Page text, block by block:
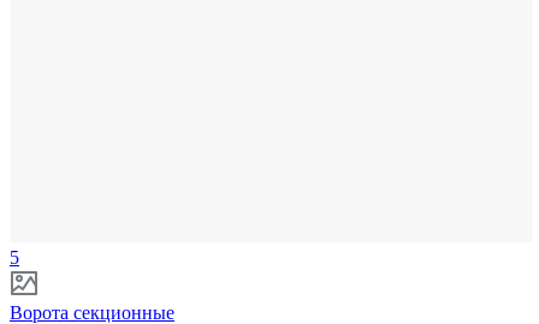
5
Ворота секционные